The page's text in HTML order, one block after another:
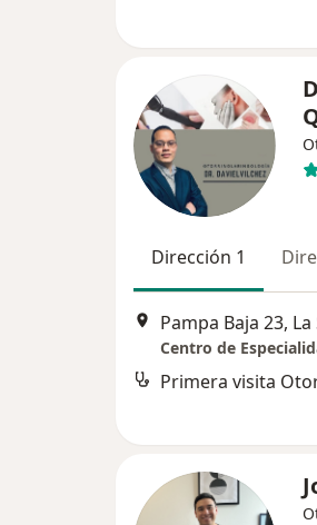
Dirección 1
Pampa Baja 23,
Centro de
Primera visita